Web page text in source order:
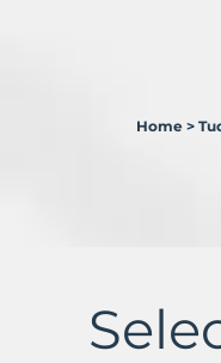
Municipio
Home >